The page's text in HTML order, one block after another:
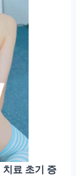
치료 초기 증